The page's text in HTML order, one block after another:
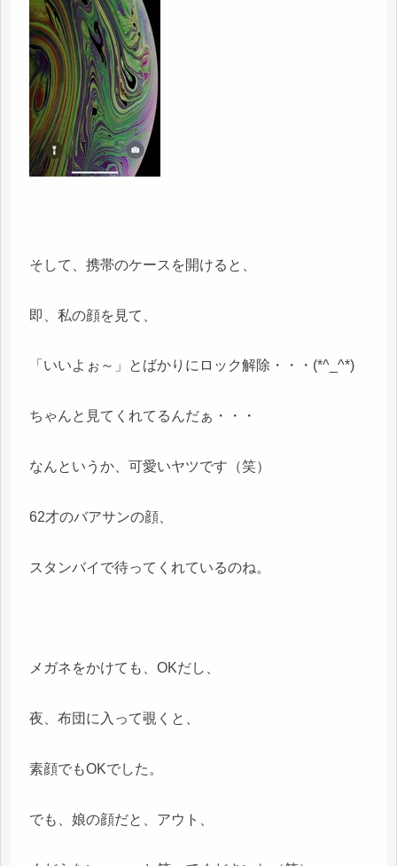
そして、携帯のケースを開けると、
即、私の顔を見て、
「いいよぉ～」とばかりにロック解除・・・(*^_^*)
ちゃんと見てくれてるんだぁ・・・
なんというか、可愛いヤツです（笑）
62才のバアサンの顔、
スタンバイで待ってくれているのね。
メガネをかけても、OKだし、
夜、布団に入って覗くと、
素顔でもOKでした。
でも、娘の顔だと、アウト、